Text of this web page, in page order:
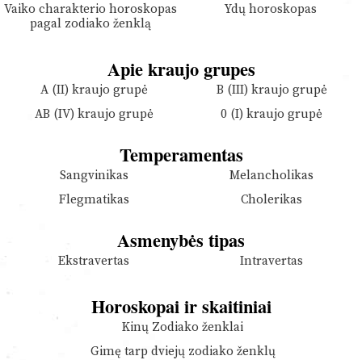
Vaiko charakterio horoskopas
pagal zodiako ženklą
Ydų horoskopas
Apie kraujo grupes
A (II) kraujo grupė
B (III) kraujo grupė
AB (IV) kraujo grupė
0 (I) kraujo grupė
Temperamentas
Sangvinikas
Melancholikas
Flegmatikas
Cholerikas
Asmenybės tipas
Ekstravertas Intravertas
Horoskopai ir skaitiniai
Kinų Zodiako ženklai
Gimę tarp dviejų zodiako ženklų